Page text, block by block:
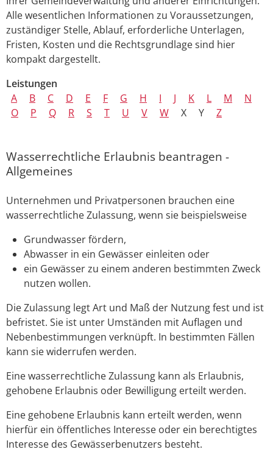
Alle wesentlichen Informationen zu Voraussetzungen,
zuständiger Stelle, Ablauf, erforderliche Unterlagen,
Fristen, Kosten und die Rechtsgrundlage sind hier
kompakt dargestellt.
Leistungen
A
B C D E F G H I J K L M
N
O
P Q R S T U V W X Y Z
Wasserrechtliche Erlaubnis beantragen -
Allgemeines
Unternehmen und Privatpersonen brauchen eine
wasserrechtliche Zulassung, wenn sie beispielsweise
Grundwasser fördern,
Abwasser in ein Gewässer einleiten oder
ein Gewässer zu einem anderen bestimmten Zweck
nutzen wollen.
Die Zulassung legt Art und Maß der Nutzung fest und ist
befristet. Sie ist unter Umständen mit Auflagen und
Nebenbestimmungen verknüpft. In bestimmten Fällen
kann sie widerrufen werden.
Eine wasserrechtliche Zulassung kann als Erlaubnis,
gehobene Erlaubnis oder Bewilligung erteilt werden.
Eine gehobene Erlaubnis kann erteilt werden, wenn
hierfür ein öffentliches Interesse oder ein berechtigtes
Interesse des Gewässerbenutzers besteht.